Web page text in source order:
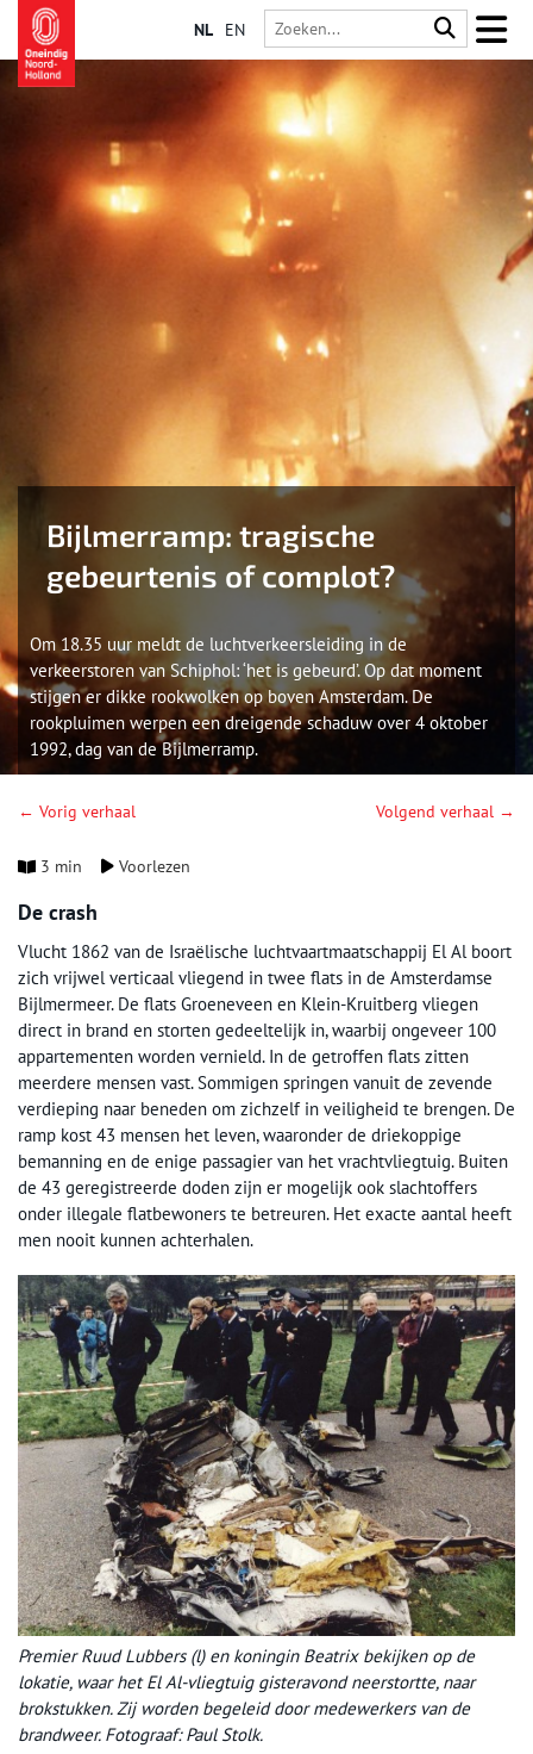
NL EN
Bijlmerramp: tragische
gebeurtenis of complot?
Om 18.35 uur meldt de luchtverkeersleiding in de
verkeerstoren van Schiphol: ‘het is gebeurd’. Op dat moment
stijgen er dikke rookwolken op boven Amsterdam. De
rookpluimen werpen een dreigende schaduw over 4 oktober
1992, dag van de Bijlmerramp.
← Vorig verhaal Volgend verhaal →
3 min Voorlezen
De crash
Vlucht 1862 van de Israëlische luchtvaartmaatschappij El Al boort
zich vrijwel verticaal vliegend in twee flats in de Amsterdamse
Bijlmermeer. De flats Groeneveen en Klein-Kruitberg vliegen
direct in brand en storten gedeeltelijk in, waarbij ongeveer 100
appartementen worden vernield. In de getroffen flats zitten
meerdere mensen vast. Sommigen springen vanuit de zevende
verdieping naar beneden om zichzelf in veiligheid te brengen. De
ramp kost 43 mensen het leven, waaronder de driekoppige
bemanning en de enige passagier van het vrachtvliegtuig. Buiten
de 43 geregistreerde doden zijn er mogelijk ook slachtoffers
onder illegale flatbewoners te betreuren. Het exacte aantal heeft
men nooit kunnen achterhalen.
Premier Ruud Lubbers (l) en koningin Beatrix bekijken op de
lokatie, waar het El Al-vliegtuig gisteravond neerstortte, naar
brokstukken. Zij worden begeleid door medewerkers van de
brandweer. Fotograaf: Paul Stolk.